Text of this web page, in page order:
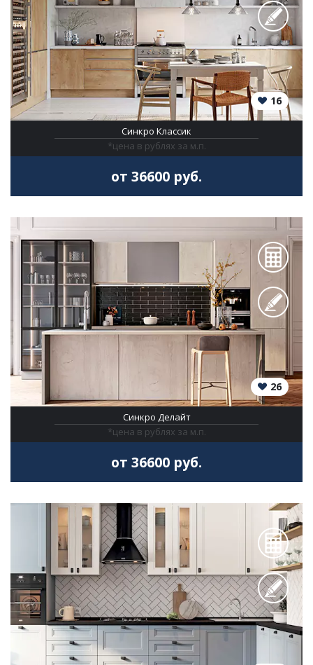
16
Синкро Классик
*цена в рублях за м.п.
от 36600 руб.
26
Синкро Делайт
*цена в рублях за м.п.
от 36600 руб.